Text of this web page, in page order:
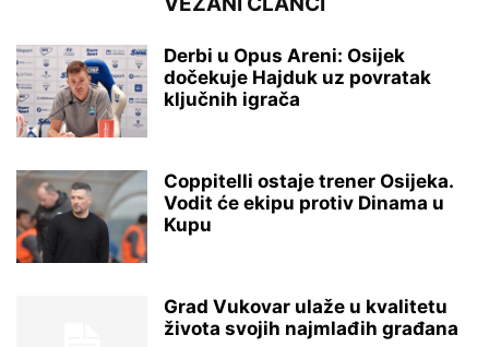
Derbi u Opus Areni: Osijek
dočekuje Hajduk uz povratak
ključnih igrača
Coppitelli ostaje trener Osijeka.
Vodit će ekipu protiv Dinama u
Kupu
Grad Vukovar ulaže u kvalitetu
života svojih najmlađih građana